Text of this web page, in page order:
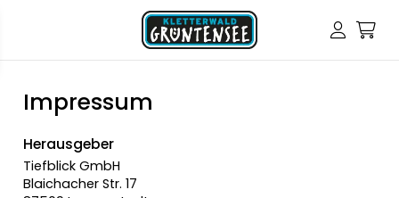
Impressum
Herausgeber
Tiefblick GmbH
Blaichacher Str. 17